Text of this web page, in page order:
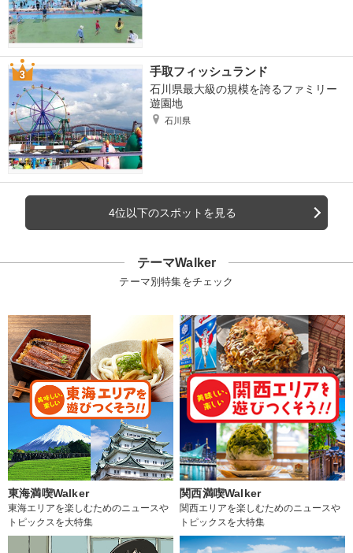
手取フィッシュランド
石川県最大級の規模を誇るファミリー
遊園地
石川県
4位以下のスポットを見る
テーマWalker
テーマ別特集をチェック
東海満喫Walker
東海エリアを楽しむためのニュースや
トピックスを大特集
関西満喫Walker
関西エリアを楽しむためのニュースや
トピックスを大特集